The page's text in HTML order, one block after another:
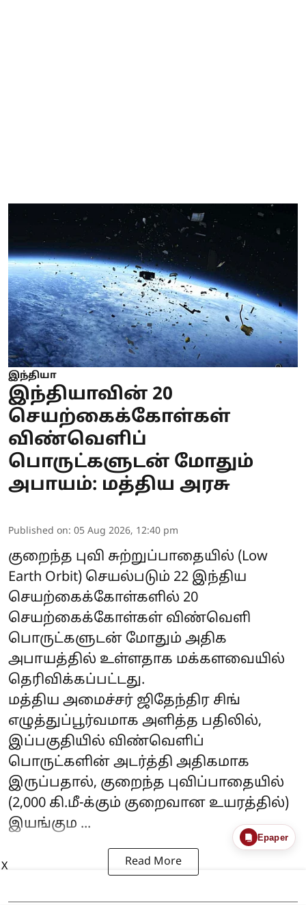
இந்தியா
இந்தியாவின் 20
செயற்கைக்கோள்கள்
விண்வெளிப்
பொருட்களுடன் மோதும்
அபாயம்: மத்திய அரசு
Published on: 05 Aug 2026, 12:40 pm
குறைந்த புவி சுற்றுப்பாதையில் (Low
Earth Orbit) செயல்படும் 22 இந்திய
செயற்கைக்கோள்களில் 20
செயற்கைக்கோள்கள் விண்வெளி
பொருட்களுடன் மோதும் அதிக
அபாயத்தில் உள்ளதாக மக்களவையில்
தெரிவிக்கப்பட்டது.
மத்திய அமைச்சர் ஜிதேந்திர சிங்
எழுத்துப்பூர்வமாக அளித்த பதிலில்,
இப்பகுதியில் விண்வெளிப்
பொருட்களின் அடர்த்தி அதிகமாக
இருப்பதால், குறைந்த புவிப்பாதையில்
(2,000 கி.மீ-க்கும் குறைவான உயரத்தில்)
இயங்கும ...
Read More
Epaper
X